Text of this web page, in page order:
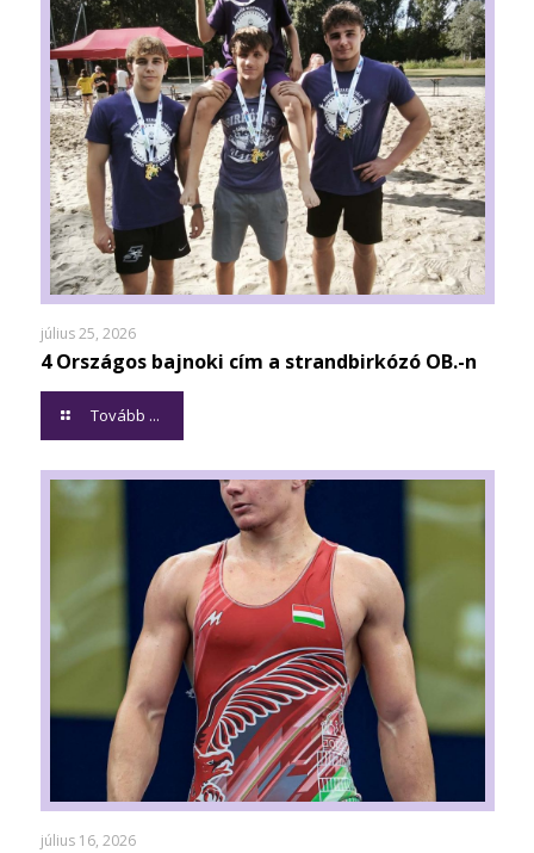
július 25, 2026
4 Országos bajnoki cím a strandbirkózó OB.-n
Tovább ...
július 16, 2026